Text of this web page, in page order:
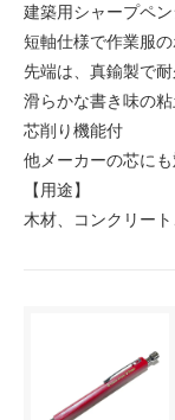
建築用シャープペ
短軸仕様で作業服
先端は、真鍮製で
滑らかな書き味の粘
芯削り機能付
他メーカーの芯にも
【用途】
木材、コンクリート